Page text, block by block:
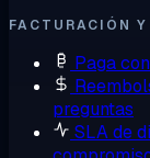
FACTURACIÓN
Paga
preguntas
SLA de